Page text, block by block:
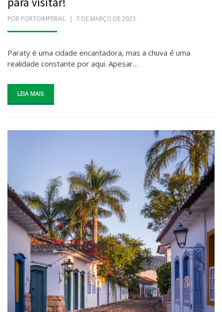
POR PORTOIMPERIAL
POSTADO
7 DE MARÇO DE 2023
Paraty é uma cidade encantadora, mas a chuva é uma
realidade constante por aqui. Apesar…
LEIA MAIS